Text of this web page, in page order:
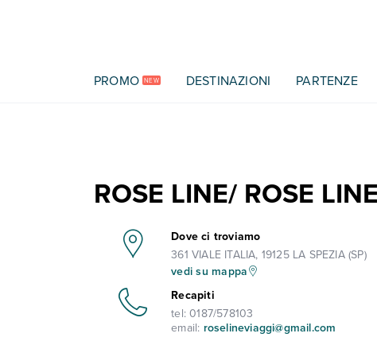
PROMO NEW DESTINAZIONI PARTENZE
ROSE LINE/ ROSE
Dove ci troviamo
361 VIALE ITALIA, 19125 LA SPEZIA (SP)
vedi su mappa
Recapiti
tel:0187/578103
email: roselineviaggi@gmail.com